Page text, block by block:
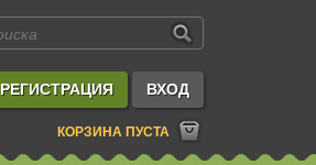
РЕГИСТРАЦИЯ ВХОД
КОРЗИНА ПУСТА